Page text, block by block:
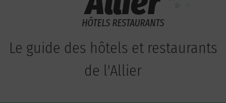
Le guide des hôtels et restaurants
de l'Allier